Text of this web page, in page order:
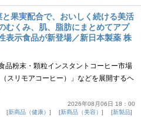
果実配合で、おいしく続ける美活
むくみ、肌、脂肪にまとめてアプ
表示食品が新登場／新日本製薬 株
品粉末・顆粒インスタントコーヒー市場
スリモアコーヒー）」などを展開するヘ
2026年08月06日 18：00
新商品（健康） 新商品（美容） 新製品